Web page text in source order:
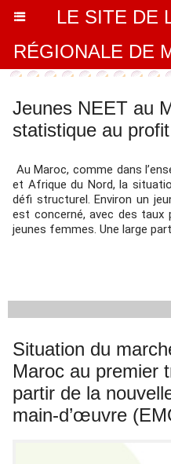
LE SITE DE
RÉGIONALE DE
Jeunes NEET au
statistique au
Au Maroc, comme dans
et Afrique du Nord, la
défi structurel. Environ un
est concerné, avec des taux
jeunes femmes. Une large
Situation du
Maroc au premier
partir de la
main-d’œuvre